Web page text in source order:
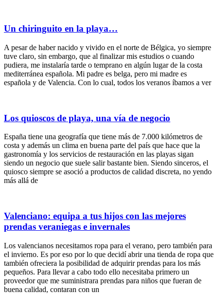
Un chiringuito en la playa…
A pesar de haber nacido y vivido en el norte de Bélgica, yo siempre
tuve claro, sin embargo, que al finalizar mis estudios o cuando
pudiera, me instalaría tarde o temprano en algún lugar de la costa
mediterránea española. Mi padre es belga, pero mi madre es
española y de Valencia. Con lo cual, todos los veranos íbamos a ver
Los quioscos de playa, una vía de negocio
España tiene una geografía que tiene más de 7.000 kilómetros de
costa y además un clima en buena parte del país que hace que la
gastronomía y los servicios de restauración en las playas sigan
siendo un negocio que suele salir bastante bien. Siendo sinceros, el
quiosco siempre se asoció a productos de calidad discreta, no yendo
más allá de
Valenciano: equipa a tus hijos con las mejores
prendas veraniegas e invernales
Los valencianos necesitamos ropa para el verano, pero también para
el invierno. Es por eso por lo que decidí abrir una tienda de ropa que
también ofreciera la posibilidad de adquirir prendas para los más
pequeños. Para llevar a cabo todo ello necesitaba primero un
proveedor que me suministrara prendas para niños que fueran de
buena calidad, contaran con un